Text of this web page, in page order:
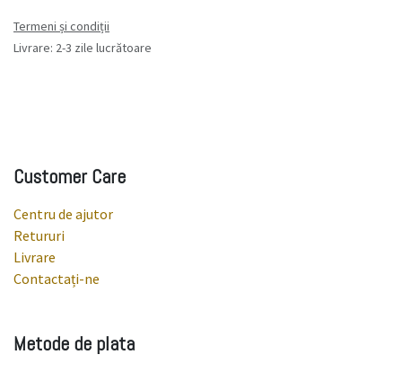
Termeni și condiții
Livrare: 2-3 zile lucrătoare
Customer Care
Centru de ajutor
Retururi
Livrare
Contactați-ne
Metode de plata